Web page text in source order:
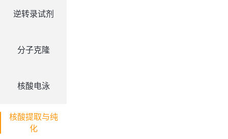
逆转录试剂
分子克隆
核酸电泳
核酸提取与纯
化